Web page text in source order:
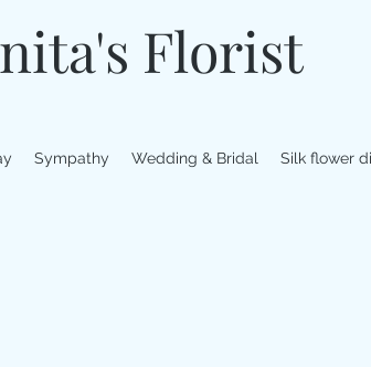
Florist
Sympathy Wedding & Bridal Silk flower